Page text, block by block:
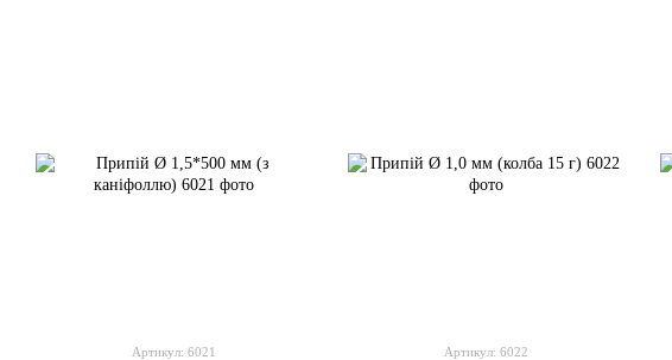
Артикул: 6021 Артикул: 6022